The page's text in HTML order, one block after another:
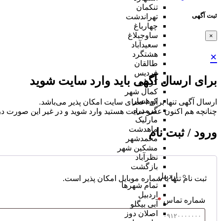
ثبت آگهی
×
×
برای ارسال آگهی باید وارد سایت شوید
ارسال آگهی تنها برای اعضای سایت امکان پذیر می‌باشد.
چنانچه هم‌ اکنون عضو سایت هستید وارد شوید و در غیر این صورت
ورود / ثبت نام
ثبت نام تنها با شماره موبایل امکان پذیر است.
شماره تماس *
تنکمان
تهراندشت
چهارباغ
ساوجبلاغ
سعیدآباد
هشتگرد
طالقان
فردیس
کردان
کمال شهر
کوهسار
گرمدره
مارلیک
ماهدشت
محمدشهر
مشکین شهر
نظرآباد
بازگشت
اردبیل
تمام شهر‌ها
اردبیل
آبی بیگلو
اصلان دوز